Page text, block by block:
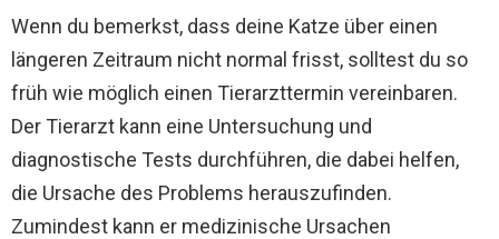
Wenn du bemerkst, dass deine Katze über einen
längeren Zeitraum nicht normal frisst, solltest du so
früh wie möglich einen Tierarzttermin vereinbaren.
Der Tierarzt kann eine Untersuchung und
diagnostische Tests durchführen, die dabei helfen,
die Ursache des Problems herauszufinden.
Zumindest kann er medizinische Ursachen